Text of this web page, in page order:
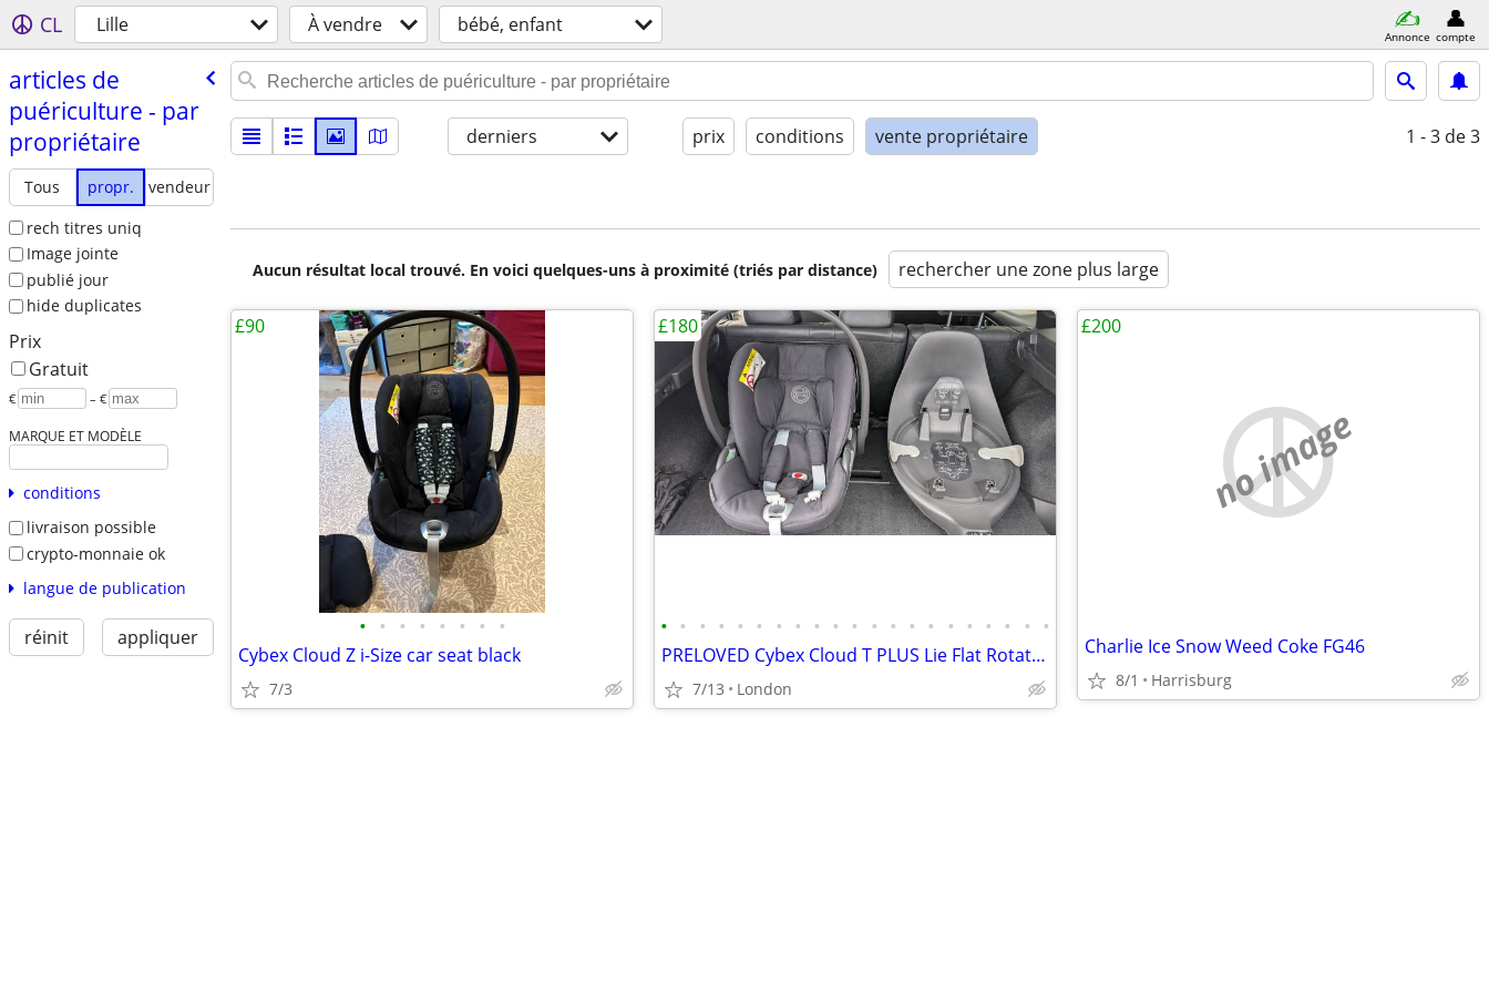
CL Lille À vendre bébé, enfant Annonce compte
articles de
puériculture - par
propriétaire
Tous propr.
vendeur
rech titres uniq
Image jointe
publié jour
hide duplicates
Prix
Gratuit
€ – €
MARQUE ET MODÈLE
conditions
livraison possible
crypto-monnaie ok
langue de publication
réinit appliquer
derniers prix conditions vente propriétaire 1 - 3 de 3
Aucun résultat local trouvé. En voici quelques-uns à proximité (triés par distance) rechercher une zone plus large
• • • • • • • •
Cybex Cloud Z i-Size car seat black
7/3
£90
• • • • • • • • • • • • • • • • • • • • •
PRELOVED Cybex Cloud T PLUS Lie Flat Rotating Car Seat – Black
7/13 London
£180
no image
Charlie Ice Snow Weed Coke FG46
8/1 Harrisburg
£200